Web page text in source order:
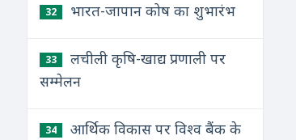
32 भारत-जापान कोष का शुभारंभ
33
लचीली कृषि-खाद्य प्रणाली पर
सम्मेलन
34
आर्थिक विकास पर विश्व बैंक के